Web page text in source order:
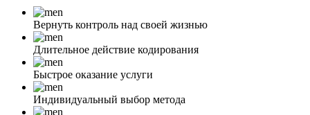
Вернуть контроль над своей жизнью
Длительное действие кодирования
Быстрое оказание услуги
Индивидуальный выбор метода